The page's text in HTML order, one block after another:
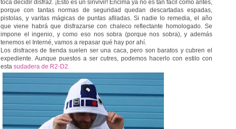
toca decidir disfraz. ¡Esto es un sinvivir! Encima ya no es tan fácil como antes,
porque con tantas normas de seguridad quedan descartadas espadas,
pistolas, y varitas mágicas de puntas afiladas. Si nadie lo remedia, el año
que viene habrá que disfrazarse con chaleco reflectante homologado. Se
impone el ingenio, y como eso nos sobra (porque nos sobra), y además
tenemos el Interné, vamos a repasar qué hay por ahí.
Los disfraces de tienda suelen ser una caca, pero son baratos y cubren el
expediente. Aunque puestos a ser cutres, podemos hacerlo con estilo con
esta sudadera de R2-D2.